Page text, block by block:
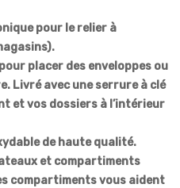
pour le relier à
placer des enveloppes ou
Livré avec une serrure à clé
et vos dossiers à l’intérieur
de haute qualité.
et compartiments
compartiments vous aident